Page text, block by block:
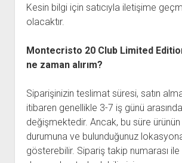
Kesin bilgi için satıcıyla iletişime
olacaktır.
Montecristo 20 Club Limited
ne zaman alırım?
Siparişinizin teslimat süresi, satın
itibaren genellikle 3-7 iş günü arasında
değişmektedir. Ancak, bu süre
durumuna ve bulunduğunuz
gösterebilir. Sipariş takip numarası